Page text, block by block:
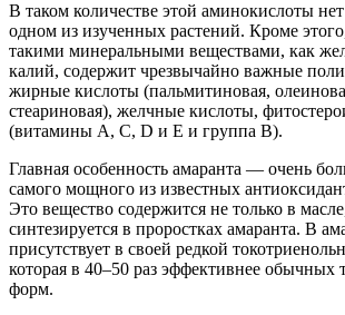
В таком количестве этой аминокислоты
одном из изученных растений. Кроме
такими минеральными веществами, как
калий, содержит чрезвычайно важные
жирные кислоты (пальмитиновая,
стеариновая), желчные кислоты,
(витамины А, С, D и Е и группа В).
Главная особенность амаранта — очень
самого мощного из известных
Это вещество содержится не только в
синтезируется в проростках амаранта. В
присутствует в своей редкой
которая в 40–50 раз эффективнее обычных
форм.